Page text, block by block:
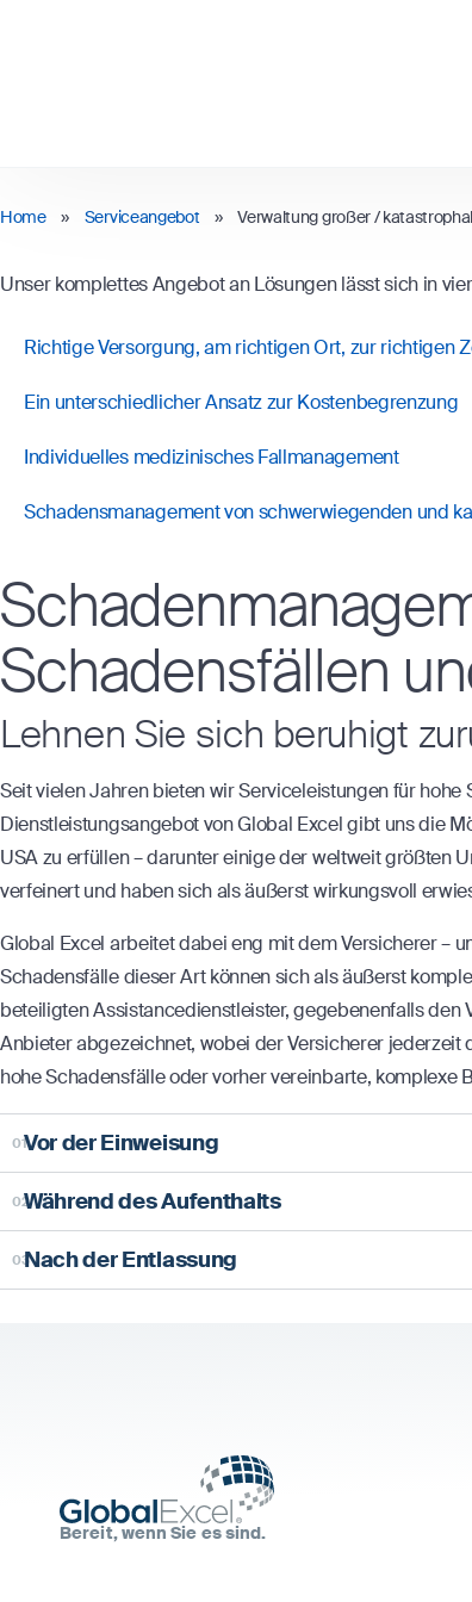
Home » Serviceangebot » Verwaltung großer /
Unser komplettes Angebot an Lösungen lässt sich in
Richtige Versorgung, am richtigen Ort, zur richtigen
Ein unterschiedlicher Ansatz zur Kostenbegrenzung
Individuelles medizinisches Fallmanagement
Schadensmanagement von schwerwiegenden und
Schadensfällen
Lehnen Sie sich beruhigt
Seit vielen Jahren bieten wir Serviceleistungen für
Dienstleistungsangebot von Global Excel gibt uns die
USA zu erfüllen – darunter einige der weltweit größten
verfeinert und haben sich als äußerst wirkungsvoll
Global Excel arbeitet dabei eng mit dem Versicherer –
Schadensfälle dieser Art können sich als äußerst
beteiligten Assistancedienstleister, gegebenenfalls
Anbieter abgezeichnet, wobei der Versicherer
hohe Schadensfälle oder vorher vereinbarte, komplexe
Vor der Einweisung
Während des Aufenthalts
Nach der Entlassung
Bereit, wenn Sie es sind.